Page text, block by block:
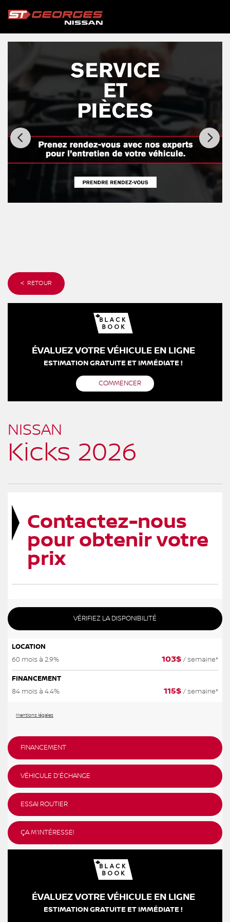
< RETOUR
ÉVALUEZ VOTRE VÉHICULE EN LIGNE
ESTIMATION GRATUITE ET IMMÉDIATE !
COMMENCER
NISSAN
Kicks 2026
Contactez-nous
pour obtenir votre
prix
VÉRIFIEZ LA DISPONIBILITÉ
LOCATION
60 mois à 2.9%
103$ / semaine*
FINANCEMENT
84 mois à 4.4%
115$ / semaine*
Mentions légales
FINANCEMENT
VÉHICULE D'ÉCHANGE
ESSAI ROUTIER
ÇA M'INTÉRESSE!
ÉVALUEZ VOTRE VÉHICULE EN LIGNE
ESTIMATION GRATUITE ET IMMÉDIATE !